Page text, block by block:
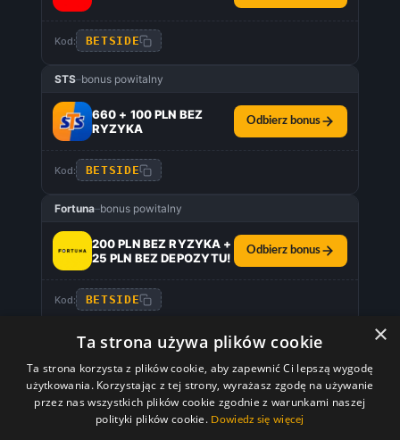
Kod: BETSIDE
STS–bonus powitalny
660 + 100 PLN BEZ
RYZYKA
Odbierz bonus
Kod: BETSIDE
Fortuna–bonus powitalny
200 PLN BEZ RYZYKA +
25 PLN BEZ DEPOZYTU!
Odbierz bonus
Kod: BETSIDE
TOTALbet–bonus powitalny
333 ZŁ BEZ RYZYKA Odbierz bonus
BETSIDE
×
Ta strona używa plików cookie
Ta strona korzysta z plików cookie, aby zapewnić Ci lepszą wygodę
użytkowania. Korzystając z tej strony, wyrażasz zgodę na używanie
przez nas wszystkich plików cookie zgodnie z warunkami naszej
polityki plików cookie. Dowiedz się więcej